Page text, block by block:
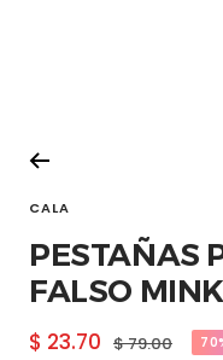
CALA
PESTAÑAS
FALSO
Precio
$ 23.70 Precio
$ 79.00